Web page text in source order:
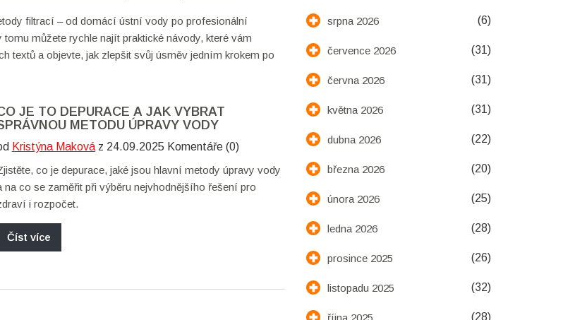
filtrací – od domácí ústní vody po profesionální
můžete rychle najít praktické návody, které vám
textů a objevte, jak zlepšit svůj úsměv jedním krokem po
JE TO DEPURACE A JAK VYBRAT
METODU ÚPRAVY VODY
Kristýna Makováz 24.09.2025 Komentáře (0)
co je depurace, jaké jsou hlavní metody úpravy vody
na co se zaměřit při výběru nejvhodnějšího řešení pro
i rozpočet.
Číst více
srpna 2026 (6)
července 2026 (31)
června 2026 (31)
května 2026 (31)
dubna 2026 (22)
března 2026 (20)
února 2026 (25)
ledna 2026 (28)
prosince 2025 (26)
listopadu 2025 (32)
října 2025 (28)